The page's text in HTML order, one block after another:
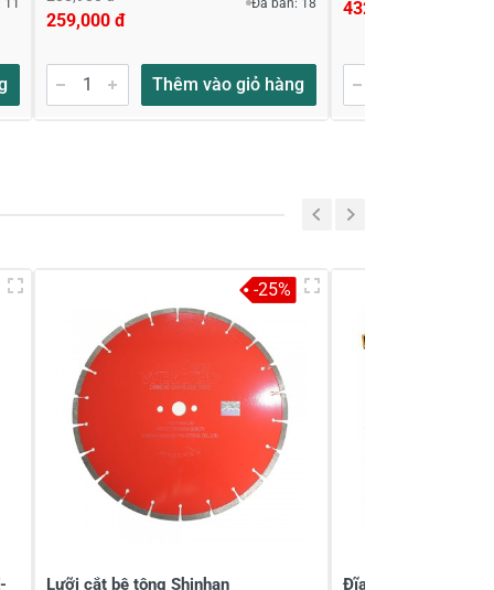
259,000 đ
Thêm vào giỏ hàng
432,200 đ
Lưỡi cắt bê tông Shinhan
-25%
Đĩa cắt bê tông